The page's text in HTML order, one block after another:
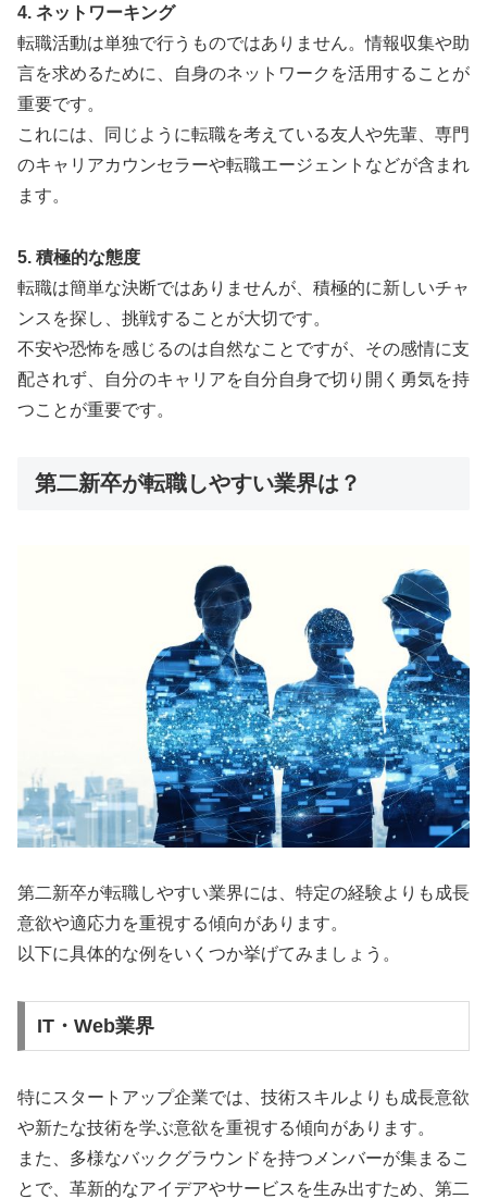
4. ネットワーキング
転職活動は単独で行うものではありません。情報収集や助
言を求めるために、自身のネットワークを活用することが
重要です。
これには、同じように転職を考えている友人や先輩、専門
のキャリアカウンセラーや転職エージェントなどが含まれ
ます。
5. 積極的な態度
転職は簡単な決断ではありませんが、積極的に新しいチャ
ンスを探し、挑戦することが大切です。
不安や恐怖を感じるのは自然なことですが、その感情に支
配されず、自分のキャリアを自分自身で切り開く勇気を持
つことが重要です。
第二新卒が転職しやすい業界は？
第二新卒が転職しやすい業界には、特定の経験よりも成長
意欲や適応力を重視する傾向があります。
以下に具体的な例をいくつか挙げてみましょう。
IT・Web業界
特にスタートアップ企業では、技術スキルよりも成長意欲
や新たな技術を学ぶ意欲を重視する傾向があります。
また、多様なバックグラウンドを持つメンバーが集まるこ
とで、革新的なアイデアやサービスを生み出すため、第二